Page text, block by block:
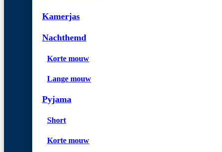
Kamerjas
Nachthemd
Korte mouw
Lange mouw
Pyjama
Short
Korte mouw